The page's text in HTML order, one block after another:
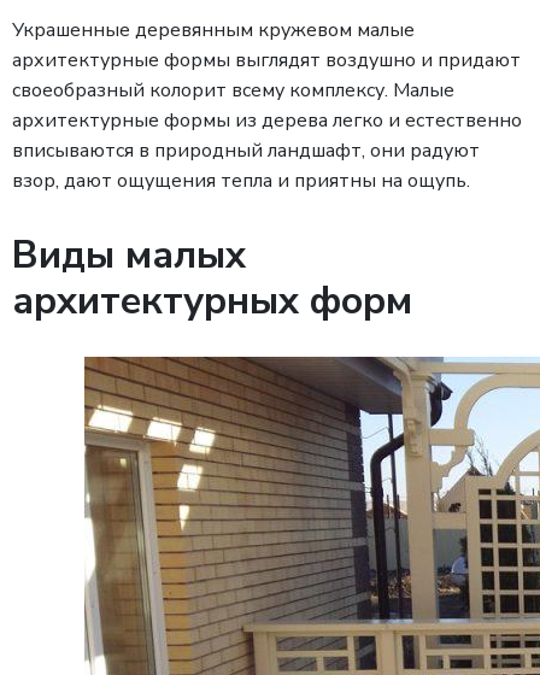
Украшенные деревянным кружевом малые
архитектурные формы выглядят воздушно и придают
своеобразный колорит всему комплексу. Малые
архитектурные формы из дерева легко и естественно
вписываются в природный ландшафт, они радуют
взор, дают ощущения тепла и приятны на ощупь.
Виды малых
архитектурных форм